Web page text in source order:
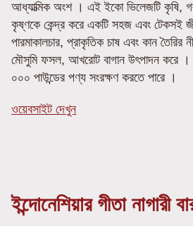
আধ্যাত্মিক অংশ । এই ইকো ভিলেজটি কৃষি,
কৃষ্ণকে কেন্দ্র করে একটি সহজ এবং টেকসই
পারমাকালচার, প্রাকৃতিক চাষ এবং কান তৈরির
মৌসুমি ফসল, আখরোট বাগান উৎপাদন করে ।
০০০ পাউন্ডের পণ্য সংরক্ষণ করতে পারে ।
ওয়েবসাইট দেখুন
ইন্দোনেশিয়ার গীতা নাগারী